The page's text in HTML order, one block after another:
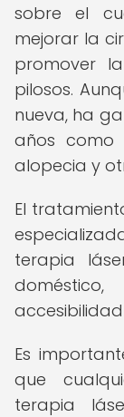
sobre el
mejorar la
promover
pilosos.
nueva, ha
años
alopecia y
El
terapia
Es
que
terapia